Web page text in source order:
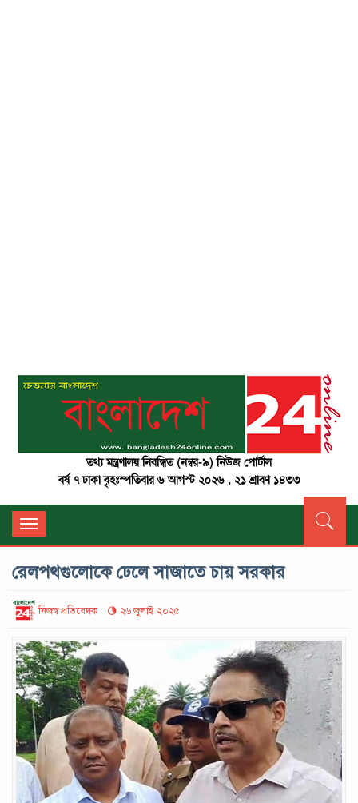
তথ্য মন্ত্রণালয় নিবন্ধিত (নম্বর-৯) নিউজ পোর্টাল
বর্ষ ৭ ঢাকা বৃহঃস্পতিবার ৬ আগস্ট ২০২৬ , ২১ শ্রাবণ ১৪৩৩
Toggle
navigation
রেলপথগুলোকে ঢেলে সাজাতে চায় সরকার
নিজস্ব প্রতিবেদক ২৬ জুলাই ২০২৫